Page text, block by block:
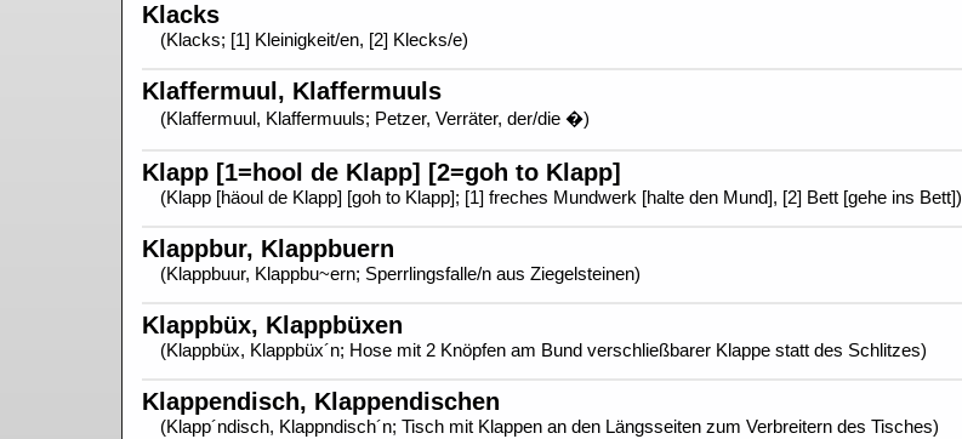
Klacks
(Klacks; [1] Kleinigkeit/en, [2] Klecks/e)
Klaffermuul, Klaffermuuls
(Klaffermuul, Klaffermuuls; Petzer, Verräter, der/die �)
Klapp [1=hool de Klapp] [2=goh to Klapp]
(Klapp [häoul de Klapp] [goh to Klapp]; [1] freches Mundwerk [halte den Mund], [2] Bett [gehe ins Bett])
Klappbur, Klappbuern
(Klappbuur, Klappbu~ern; Sperrlingsfalle/n aus Ziegelsteinen)
Klappbüx, Klappbüxen
(Klappbüx, Klappbüx´n; Hose mit 2 Knöpfen am Bund verschließbarer Klappe statt des Schlitzes)
Klappendisch, Klappendischen
(Klapp´ndisch, Klappndisch´n; Tisch mit Klappen an den Längsseiten zum Verbreitern des Tisches)